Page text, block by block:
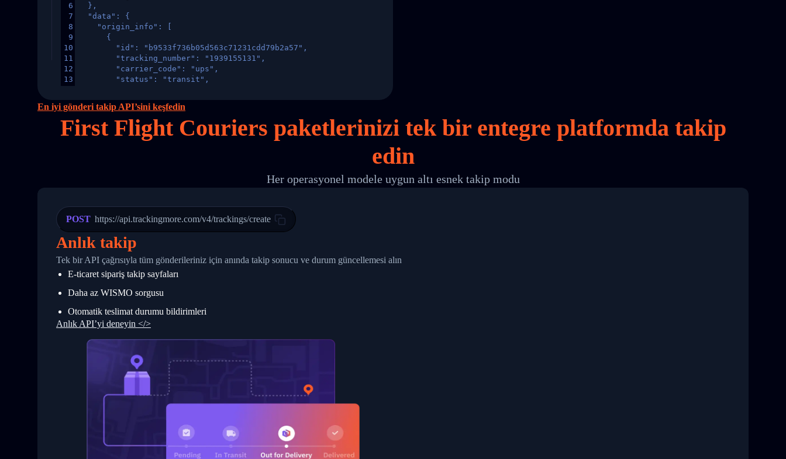
6
7
8
9
10
11
12
13
16
17
18
25
26
28
29
30
31
32
33
  },
  "data": {
    "origin_info": [
      {
        "id": "b9533f736b05d563c71231cdd79b2a57",
        "tracking_number": "1939155131",
        "carrier_code": "ups",
        "status": "transit",
        "itemTimeLength": 2,
        "weblink": "",
        "phone": null,
        "trackinfo": [
            "StatusDescription": "Departed Facility in HONG KONG-HONG KONG",
            "Details": "Departed Facility in HONG KONG-HONG KONG, HONG KONG-HONG KONG,2017-03-08 04:22:00"
          {
            "Date": "2017-03-06 15:28:00",
            "StatusDescription": "Shipment picked up",
            "Details": "BEIJING-CHINA,PEOPLES REPUBLIC"
          }
        ]
      }
    ]
  }
En iyi gönderi takip API’sini keşfedin
First Flight Couriers paketlerinizi tekbir entegre platformda takip
edin
Her operasyonel modele uygun altı esnek takip modu
POST https://api.trackingmore.com/v4/trackings/create
Anlık takip
Tek bir API çağrısıyla tüm gönderileriniz için anında takip sonucu ve durum güncellemesi alın
E-ticaret sipariş takip sayfaları
Daha az WISMO sorgusu
Otomatik teslimat durumu bildirimleri
Anlık API’yi deneyin </>